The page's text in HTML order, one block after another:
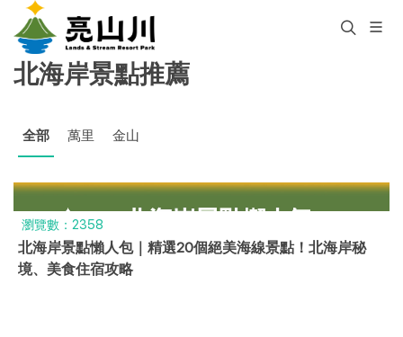
北海岸景點推薦
全部 萬里 金山
瀏覽數：2358
北海岸景點懶人包｜精選20個絕美海線景點！北海岸秘
境、美食住宿攻略